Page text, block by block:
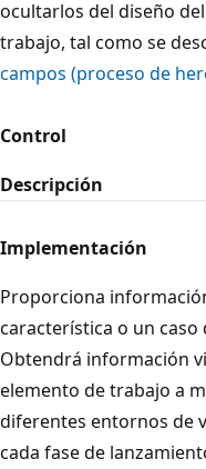
ocultarlos del diseño
trabajo, tal como se
campos (proceso de
Control
Descripción
Implementación
Proporciona
característica o un caso
Obtendrá información
elemento de trabajo a
diferentes entornos de
cada fase de